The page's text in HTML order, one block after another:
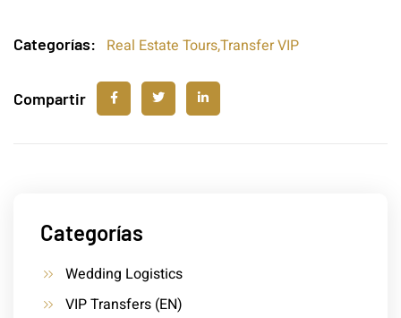
Categorías
Wedding Logistics
VIP Transfers (EN)
Categorías: Real Estate Tours,Transfer VIP
Compartir